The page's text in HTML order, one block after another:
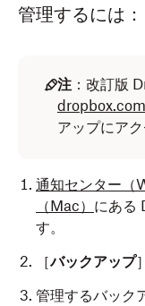
管理するには：
注 ：改訂版
dropbox.com
アップにアク
通知センター
（Mac） にある
す。
［バックアップ
管理するバック